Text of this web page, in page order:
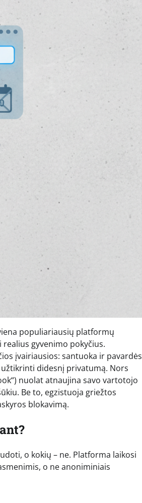
populiariausių platformų
gyvenimo pokyčius.
įvairiausios: santuoka ir pavardės
didesnį privatumą. Nors
nuolat atnaujina savo vartotojo
Be to, egzistuoja griežtos
blokavimą.
o kokių – ne. Platforma laikosi
o ne anoniminiais